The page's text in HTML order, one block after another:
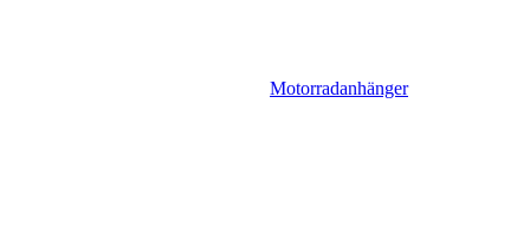
Motorradanhänger